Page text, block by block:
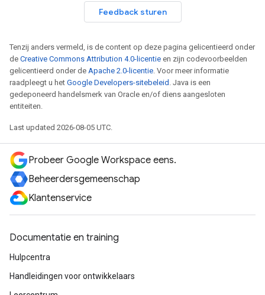
Feedback sturen
Tenzij anders vermeld, is de content op deze pagina gelicentieerd onder
de Creative Commons Attribution 4.0-licentie en zijn codevoorbeelden
gelicentieerd onder de Apache 2.0-licentie. Voor meer informatie
raadpleegt u het Google Developers-sitebeleid . Java is een
gedeponeerd handelsmerk van Oracle en/of diens aangesloten
entiteiten.
Last updated 2026-08-05 UTC.
Probeer Google Workspace eens.
Beheerdersgemeenschap
Klantenservice
Documentatie en training
Hulpcentra
Handleidingen voor ontwikkelaars